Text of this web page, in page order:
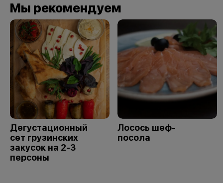
Мы рекомендуем
Дегустационный
сет грузинских
закусок на 2-3
персоны
Лосось шеф-
посола